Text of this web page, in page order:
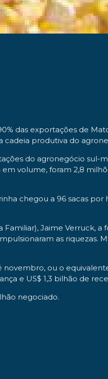
das exportações de
cadeia produtiva do
do agronegócio sul-
volume, foram 2,8
chegou a 96 sacas por
Jaime Verruck, a
as riquezas.
ou o
e US$ 1,3 bilhão de
negociado.